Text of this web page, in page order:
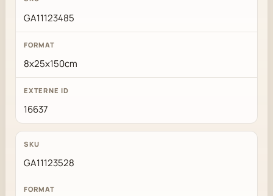
GA11123485
8x25x150cm
16637
GA11123528